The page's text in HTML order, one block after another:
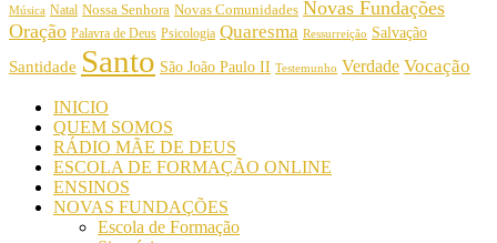
Música Natal Nossa Senhora Novas Comunidades Novas Fundações
Oração Palavra de Deus Psicologia Quaresma Ressurreição Salvação
Santidade Santo São João Paulo II Testemunho Verdade Vocação
INICIO
QUEM SOMOS
RÁDIO MÃE DE DEUS
ESCOLA DE FORMAÇÃO ONLINE
ENSINOS
NOVAS FUNDAÇÕES
Escola de Formação